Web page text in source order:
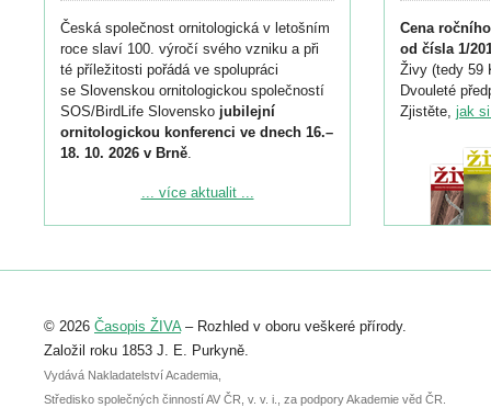
Česká společnost ornitologická v letošním
roce slaví 100. výročí svého vzniku a při
té příležitosti pořádá ve spolupráci
se Slovenskou ornitologickou společností
SOS/BirdLife Slovensko jubilejní
ornitologickou konferenci ve dnech 16.–
18. 10. 2026 v Brně.
Podrobnější informace ke konferenci
Registrovat se můžete do 6. září.
abstraktu přihlášené přednášky nebo
posteru je už 30. června.
... více aktualit ...
Cena
od čísla 1/
Živy (tedy 59
Dvouleté
Zjistěte, jak
© 2026 Časopis ŽIVA– Rozhled v oboru veškeré přírody.
Založil roku 1853 J. E. Purkyně.
Vydává Nakladatelství Academia,
Středisko společných činností AV ČR, v. v. i., za podpory Akademie věd ČR.